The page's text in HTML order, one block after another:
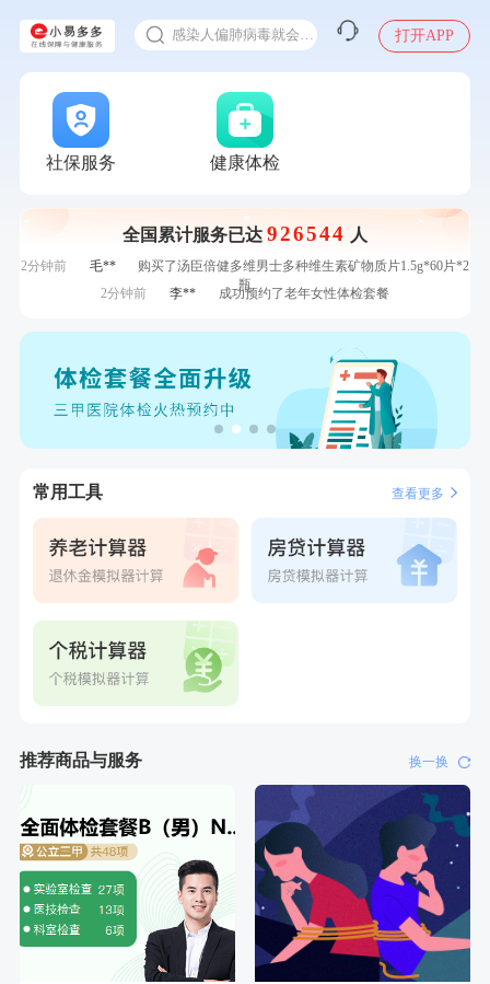
甲状腺癌怎么筛查
打开APP
社保服务 健康体检
全国累计服务已达 926544 人
7分钟前 林**
成功预约糖尿病强化体检套餐
7分钟前
林**
购买了小熊电烤箱 DKX-F10M6
刚刚
购买了宁安堡新疆无核红枣干150g*2
刚刚
购买了宁安堡新疆无核红枣干150g*2
刚刚
成功预约了企业招工体检套餐
1分钟前
姜**
购买了五常稻花香2号大米
2分钟前
毛**
购买了汤臣倍健多维男士多种维生素矿物质片1.5g*60片*2
瓶
2分钟前 李**
成功预约了老年女性体检套餐
购买了美的1.5L电热水壶HJ1522
6分钟前
何*
购买了K3颈椎按摩仪（浅灰色）
6分钟前
张**
成功预约糖尿病强化体检套餐
成功预约糖尿病强化体检套餐
刚刚
购买了宁安堡新疆无核红枣干150g*2
常用工具 查看更多
推荐商品与服务 换一换